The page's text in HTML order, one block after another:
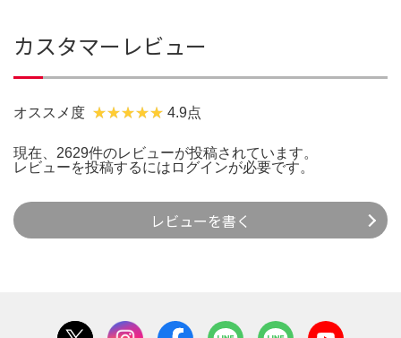
カスタマーレビュー
オススメ度 4.9点
現在、2629件のレビューが投稿されています。
レビューを投稿するには ログインが必要です。
レビューを書く